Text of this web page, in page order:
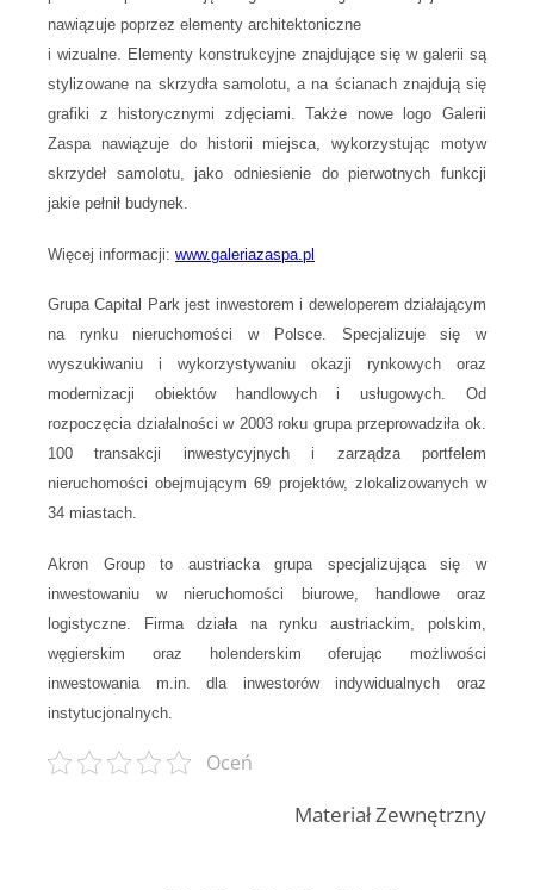
nawiązuje poprzez elementy architektoniczne
i wizualne. Elementy konstrukcyjne znajdujące się w galerii są
stylizowane na skrzydła samolotu, a na ścianach znajdują się
grafiki z historycznymi zdjęciami. Także nowe logo Galerii
Zaspa nawiązuje do historii miejsca, wykorzystując motyw
skrzydeł samolotu, jako odniesienie do pierwotnych funkcji
jakie pełnił budynek.
Więcej informacji: www.galeriazaspa.pl
Grupa Capital Park jest inwestorem i deweloperem działającym
na rynku nieruchomości w Polsce. Specjalizuje się w
wyszukiwaniu i wykorzystywaniu okazji rynkowych oraz
modernizacji obiektów handlowych i usługowych. Od
rozpoczęcia działalności w 2003 roku grupa przeprowadziła ok.
100 transakcji inwestycyjnych i zarządza portfelem
nieruchomości obejmującym 69 projektów, zlokalizowanych w
34 miastach.
Akron Groupto austriacka grupa specjalizująca się w
inwestowaniu w nieruchomości biurowe, handlowe oraz
logistyczne. Firma działa na rynku austriackim, polskim,
węgierskim oraz holenderskim oferując możliwości
inwestowania m.in. dla inwestorów indywidualnych oraz
instytucjonalnych.
Oceń
Materiał Zewnętrzny